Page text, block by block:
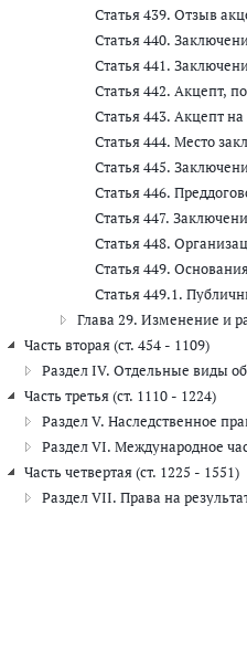
Статья 439. Отзыв
Статья 440.
Статья 441.
Статья 442. Акцепт,
Статья 443. Акцепт
Статья 444. Место
Статья 445.
Статья 446.
Статья 447.
Статья 448.
Статья 449.
Статья 449.1.
Глава 29. Изменение и
Часть вторая (ст. 454 - 1109)
Раздел IV. Отдельные виды
Часть третья (ст. 1110 - 1224)
Раздел V. Наследственное
Раздел VI. Международное
Часть четвертая (ст. 1225 - 1551)
Раздел VII. Права на